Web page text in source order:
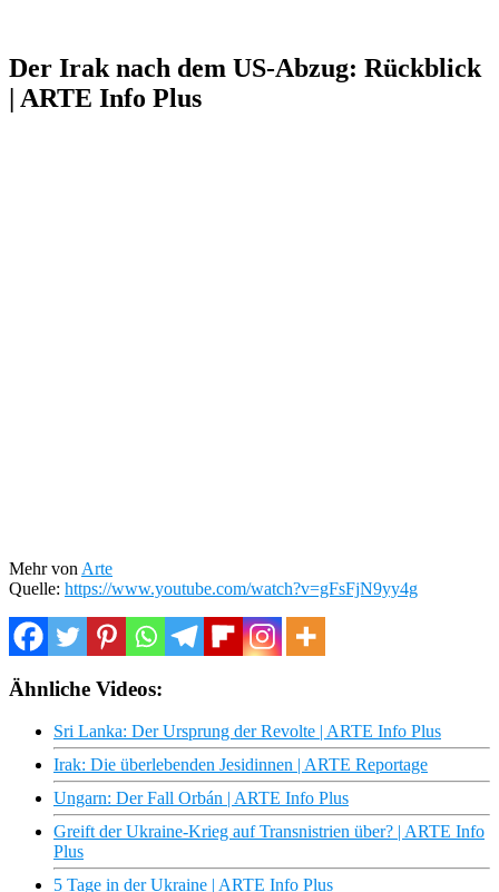
Der Irak nach dem US-Abzug: Rückblick
| ARTE Info Plus
Mehr von Arte
Quelle: https://www.youtube.com/watch?v=gFsFjN9yy4g
Ähnliche Videos:
Sri Lanka: Der Ursprung der Revolte | ARTE Info Plus
Irak: Die überlebenden Jesidinnen | ARTE Reportage
Ungarn: Der Fall Orbán | ARTE Info Plus
Greift der Ukraine-Krieg auf Transnistrien über? | ARTE Info
Plus
5 Tage in der Ukraine | ARTE Info Plus